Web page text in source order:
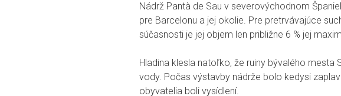
Nádrž Pantà de Sau v severovýchodnom
pre Barcelonu a jej okolie. Pre pretrvávajúce
súčasnosti je jej objem len približne 6 % jej
Hladina klesla natoľko, že ruiny bývalého mesta
vody. Počas výstavby nádrže bolo kedysi
obyvatelia boli vysídlení.